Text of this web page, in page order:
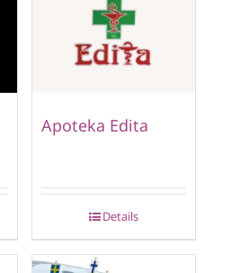
Apoteka Edita
Details